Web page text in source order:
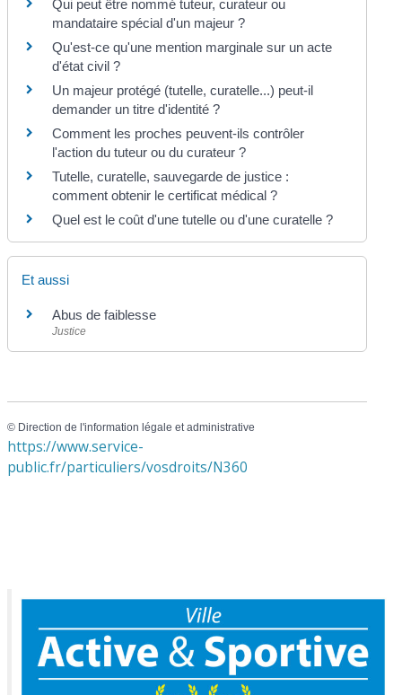
Qui peut être nommé tuteur, curateur ou
mandataire spécial d'un majeur ?
Qu'est-ce qu'une mention marginale sur un acte
d'état civil ?
Un majeur protégé (tutelle, curatelle...) peut-il
demander un titre d'identité ?
Comment les proches peuvent-ils contrôler
l'action du tuteur ou du curateur ?
Tutelle, curatelle, sauvegarde de justice :
comment obtenir le certificat médical ?
Quel est le coût d'une tutelle ou d'une curatelle ?
Et aussi
Abus de faiblesse
Justice
© Direction de l'information légale et administrative
https://www.service-
public.fr/particuliers/vosdroits/N360